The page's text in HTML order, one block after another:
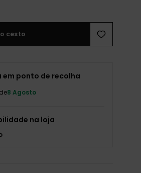
cesto
em ponto de recolha
8 Agosto
na loja